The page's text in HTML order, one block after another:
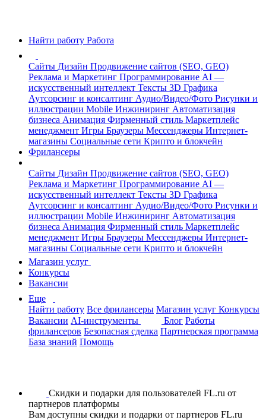
Найти работу Работа
Сайты Дизайн Продвижение сайтов (SEO, GEO)
Реклама и Маркетинг Программирование AI —
искусственный интеллект Тексты 3D Графика
Аутсорсинг и консалтинг Аудио/Видео/Фото Рисунки и
иллюстрации Mobile Инжиниринг Автоматизация
бизнеса Анимация Фирменный стиль Маркетплейс
менеджмент Игры Браузеры Мессенджеры Интернет-
магазины Социальные сети Крипто и блокчейн
Фрилансеры
Сайты Дизайн Продвижение сайтов (SEO, GEO)
Реклама и Маркетинг Программирование AI —
искусственный интеллект Тексты 3D Графика
Аутсорсинг и консалтинг Аудио/Видео/Фото Рисунки и
иллюстрации Mobile Инжиниринг Автоматизация
бизнеса Анимация Фирменный стиль Маркетплейс
менеджмент Игры Браузеры Мессенджеры Интернет-
магазины Социальные сети Крипто и блокчейн
Магазин услуг
Конкурсы
Вакансии
Еще
Найти работу Все фрилансеры Магазин услуг Конкурсы
Вакансии AI-инструменты Блог Работы
фрилансеров Безопасная сделка Партнерская программа
База знаний Помощь
Скидки и подарки для пользователей FL.ru от
партнеров платформы
Вам доступны скидки и подарки от партнеров FL.ru